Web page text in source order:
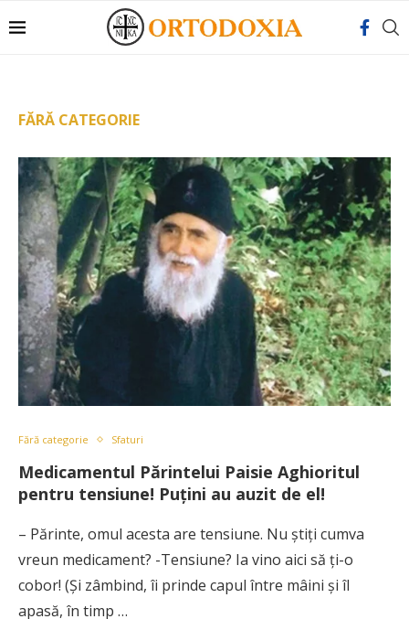
FĂRĂ CATEGORIE
Fără categorie Sfaturi
Medicamentul Părintelui Paisie Aghioritul
pentru tensiune! Puțini au auzit de el!
– Părinte, omul acesta are tensiune. Nu ştiţi cumva
vreun medicament? -Tensiune? Ia vino aici să ţi-o
cobor! (Şi zâmbind, îi prinde capul între mâini şi îl
apasă, în timp …